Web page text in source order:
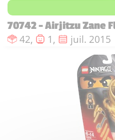
70742 - Airjitzu Zane
Nombre de pièces :
42, Nombre de
1, Date de
juil. 2015